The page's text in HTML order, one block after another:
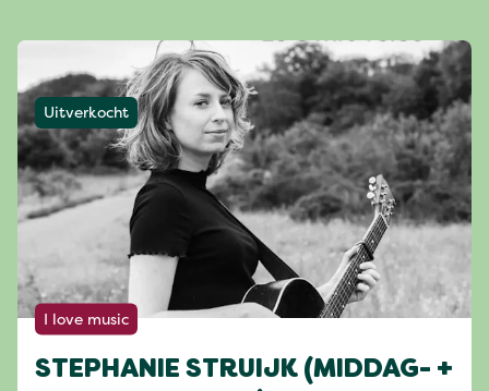
I love music
STEPHANIE STRUIJK (MIDDAG- +
Uitverkocht